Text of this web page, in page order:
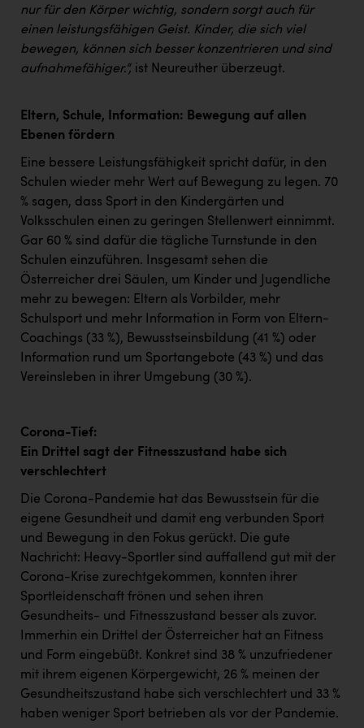
nur für den Körper wichtig, sondern sorgt auch für
einen leistungsfähigen Geist. Kinder, die sich viel
bewegen, können sich besser konzentrieren und sind
aufnahmefähiger.“, ist Neureuther überzeugt.
Eltern, Schule, Information: Bewegung auf allen
Ebenen fördern
Eine bessere Leistungsfähigkeit spricht dafür, in den
Schulen wieder mehr Wert auf Bewegung zu legen. 70
% sagen, dass Sport in den Kindergärten und
Volksschulen einen zu geringen Stellenwert einnimmt.
Gar 60 % sind dafür die tägliche Turnstunde in den
Schulen einzuführen. Insgesamt sehen die
Österreicher drei Säulen, um Kinder und Jugendliche
mehr zu bewegen: Eltern als Vorbilder, mehr
Schulsport und mehr Information in Form von Eltern-
Coachings (33 %), Bewusstseinsbildung (41 %) oder
Information rund um Sportangebote (43 %) und das
Vereinsleben in ihrer Umgebung (30 %).
Corona-Tief:
Ein Drittel sagt der Fitnesszustand habe sich
verschlechtert
Die Corona-Pandemie hat das Bewusstsein für die
eigene Gesundheit und damit eng verbunden Sport
und Bewegung in den Fokus gerückt. Die gute
Nachricht: Heavy-Sportler sind auffallend gut mit der
Corona-Krise zurechtgekommen, konnten ihrer
Sportleidenschaft frönen und sehen ihren
Gesundheits- und Fitnesszustand besser als zuvor.
Immerhin ein Drittel der Österreicher hat an Fitness
und Form eingebüßt. Konkret sind 38 % unzufriedener
mit ihrem eigenen Körpergewicht, 26 % meinen der
Gesundheitszustand habe sich verschlechtert und 33 %
haben weniger Sport betrieben als vor der Pandemie.